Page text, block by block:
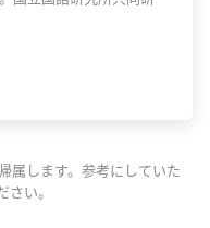
属します。参考にしていた
い。